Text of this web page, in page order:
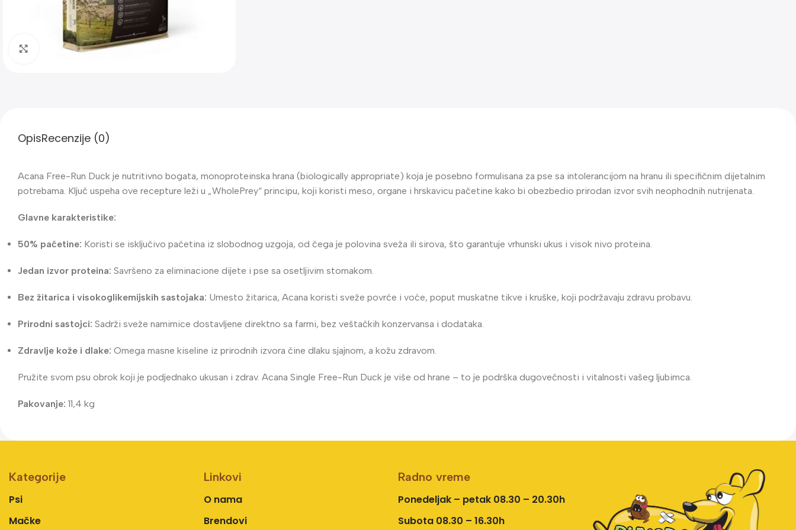
Klik za uvećanje
OpisRecenzije (0)
Acana Free-Run Duck je nutritivno bogata, monoproteinska hrana (biologically appropriate) koja je posebno formulisana za pse sa intolerancijom na hranu ili specifičnim dijetalnim
potrebama. Ključ uspeha ove recepture leži u „WholePrey“ principu, koji koristi meso, organe i hrskavicu pačetine kako bi obezbedio prirodan izvor svih neophodnih nutrijenata.
Glavne karakteristike:
50% pačetine: Koristi se isključivo pačetina iz slobodnog uzgoja, od čega je polovina sveža ili sirova, što garantuje vrhunski ukus i visok nivo proteina.
Jedan izvor proteina: Savršeno za eliminacione dijete i pse sa osetljivim stomakom.
Bez žitarica i visokoglikemijskih sastojaka: Umesto žitarica, Acana koristi sveže povrće i voće, poput muskatne tikve i kruške, koji podržavaju zdravu probavu.
Prirodni sastojci: Sadrži sveže namirnice dostavljene direktno sa farmi, bez veštačkih konzervansa i dodataka.
Zdravlje kože i dlake: Omega masne kiseline iz prirodnih izvora čine dlaku sjajnom, a kožu zdravom.
Pružite svom psu obrok koji je podjednako ukusan i zdrav. Acana Single Free-Run Duck je više od hrane – to je podrška dugovečnosti i vitalnosti vašeg ljubimca.
Pakovanje: 11,4 kg
Kategorije
Psi
Mačke
Linkovi
O nama
Brendovi
Radno vreme
Ponedeljak – petak 08.30 – 20.30h
Subota 08.30 – 16.30h